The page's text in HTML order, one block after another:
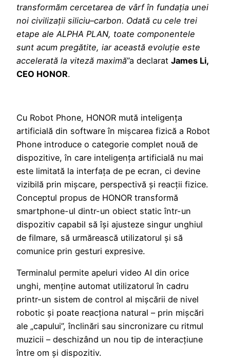
transformăm cercetarea de vârf în fundația unei
noi civilizații siliciu–carbon. Odată cu cele trei
etape ale ALPHA PLAN, toate componentele
sunt acum pregătite, iar această evoluție este
accelerată la viteză maximă”a declarat James Li,
CEO HONOR.
Cu Robot Phone, HONOR mută inteligența
artificială din software în mișcarea fizică a Robot
Phone introduce o categorie complet nouă de
dispozitive, în care inteligența artificială nu mai
este limitată la interfața de pe ecran, ci devine
vizibilă prin mișcare, perspectivă și reacții fizice.
Conceptul propus de HONOR transformă
smartphone-ul dintr-un obiect static într-un
dispozitiv capabil să își ajusteze singur unghiul
de filmare, să urmărească utilizatorul și să
comunice prin gesturi expresive.
Terminalul permite apeluri video AI din orice
unghi, menține automat utilizatorul în cadru
printr-un sistem de control al mișcării de nivel
robotic și poate reacționa natural – prin mișcări
ale „capului”, înclinări sau sincronizare cu ritmul
muzicii – deschizând un nou tip de interacțiune
între om și dispozitiv.